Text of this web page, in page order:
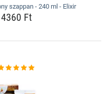
szappan - 240 ml - Elixir
4360 Ft